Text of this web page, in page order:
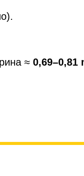
≈ 0,69–0,81